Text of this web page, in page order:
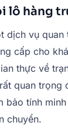
lô hàng
dịch vụ quan
cấp cho
thực về
quan trọng
bảo tính
chuyển.